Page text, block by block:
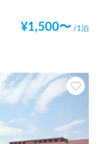
¥1,500〜 /1泊